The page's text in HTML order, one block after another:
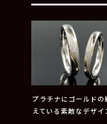
プラチナにゴールドの
えている素敵なデザイ